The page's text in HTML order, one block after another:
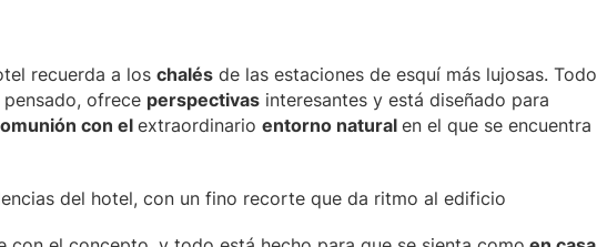
recuerda a los chalés de las estaciones de esquí más lujosas. Todo
ofrece perspectivas interesantes y está diseñado para
con el extraordinario entorno natural en el que se encuentra